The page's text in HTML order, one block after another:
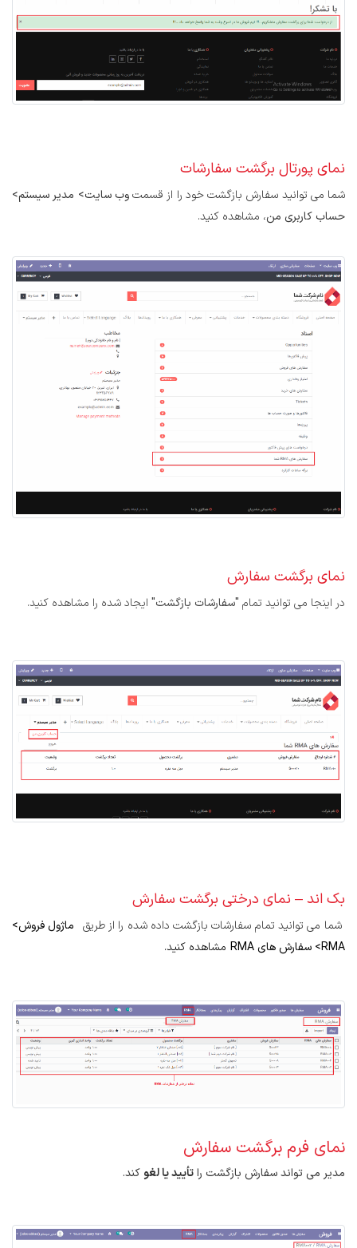
نمای پورتال برگشت سفارشات
شما می توانید سفارش بازگشت خود را از قسمتوب سایت> مدیر سیستم>
حساب کاربری من، مشاهده کنید.
نمای برگشت سفارش
در اینجا می توانید تمام "سفارشات بازگشت" ایجاد شده را مشاهده کنید.
بک اند – نمای درختی برگشت سفارش
شما می توانید تمام سفارشات بازگشت داده شده را از طریق ماژول فروش>
RMA> سفارش های RMA
مشاهده کنید.
نمای فرم برگشت سفارش
مدیر می تواند سفارش بازگشت راتأیید یا لغو کند.